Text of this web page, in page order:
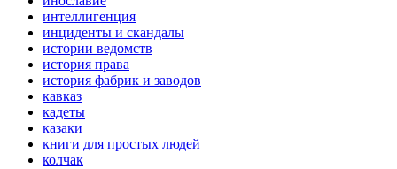
интеллигенция
инциденты и скандалы
истории ведомств
история права
история фабрик и заводов
кавказ
кадеты
казаки
книги для простых людей
колчак